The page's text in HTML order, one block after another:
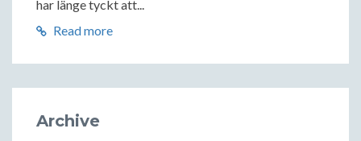
har länge tyckt att...
Read more
Archive